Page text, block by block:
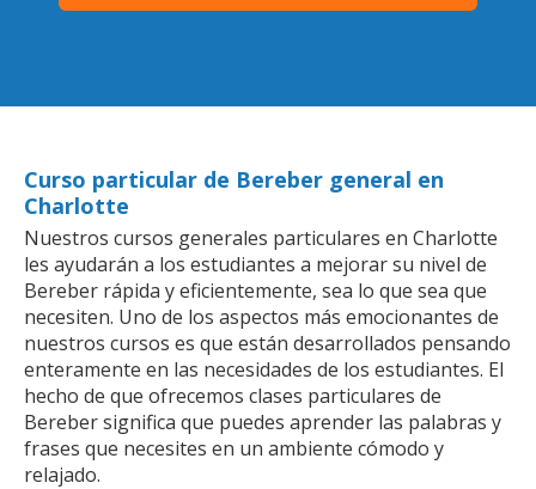
Curso particular de Bereber general en
Charlotte
Nuestros cursos generales particulares en Charlotte
les ayudarán a los estudiantes a mejorar su nivel de
Bereber rápida y eficientemente, sea lo que sea que
necesiten. Uno de los aspectos más emocionantes de
nuestros cursos es que están desarrollados pensando
enteramente en las necesidades de los estudiantes. El
hecho de que ofrecemos clases particulares de
Bereber significa que puedes aprender las palabras y
frases que necesites en un ambiente cómodo y
relajado.